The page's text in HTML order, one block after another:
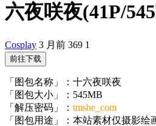
六夜咲夜(41P/
Cosplay 3 月前 369 1
前往下载
「图包名称」：十六夜咲夜
「图包大小」：545MB
「解压密码」： tmshe_com
「图包用途」：本站素材仅摄影绘